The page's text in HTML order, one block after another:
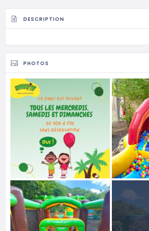
DESCRIPTION
PHOTOS